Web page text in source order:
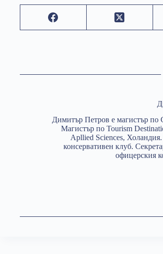
Димитър Петров е магистър
Магистър по Tourism
Apllied Sciences,
консервативен клуб.
офицерския